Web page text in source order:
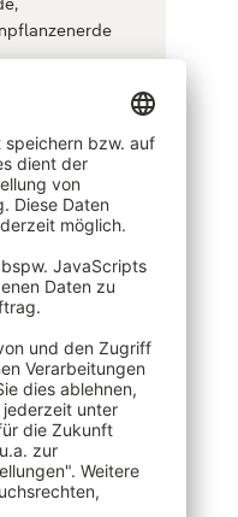
auch